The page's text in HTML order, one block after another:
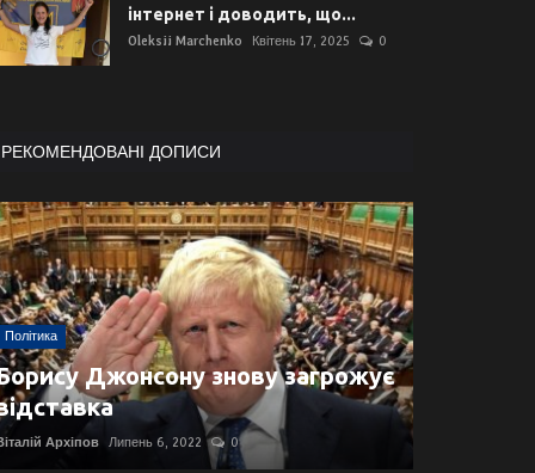
інтернет і доводить, що...
Oleksii Marchenko Квітень 17, 2025 0
РЕКОМЕНДОВАНІ ДОПИСИ
Політика
Джонсону знову загрожує
Архіпов Липень 6, 2022 0